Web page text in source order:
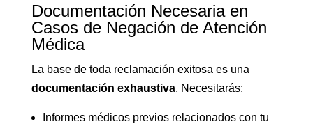
Documentación Necesaria en
Casos de Negación de Atención
Médica
La base de toda reclamación exitosa es una
documentación exhaustiva. Necesitarás:
Informes médicos previos relacionados con tu